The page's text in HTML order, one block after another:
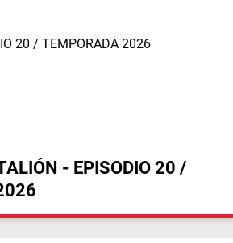
- EPISODIO 20 /